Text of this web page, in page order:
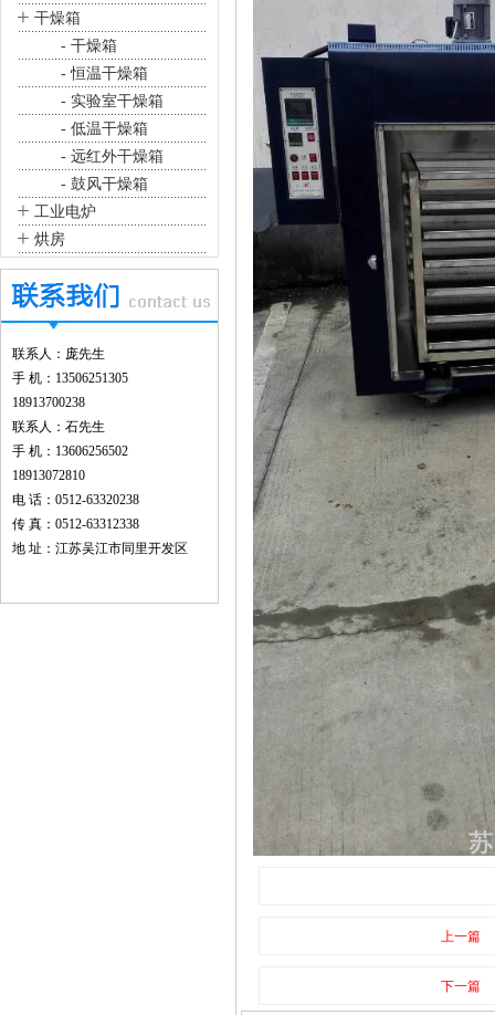
+ 干燥箱
- 干燥箱
- 恒温干燥箱
- 实验室干燥箱
- 低温干燥箱
- 远红外干燥箱
- 鼓风干燥箱
+ 工业电炉
+ 烘房
联系人：庞先生
手 机：13506251305
18913700238
联系人：石先生
手 机：13606256502
18913072810
电 话：0512-63320238
传 真：0512-63312338
地 址：江苏吴江市同里开发区
上一篇
下一篇